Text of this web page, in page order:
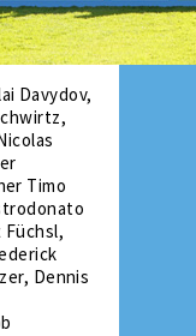
Davydov,
Timo
Füchsl,
Dennis